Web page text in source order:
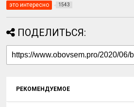
это интересно 1543
ПОДЕЛИТЬСЯ:
РЕКОМЕНДУЕМОЕ